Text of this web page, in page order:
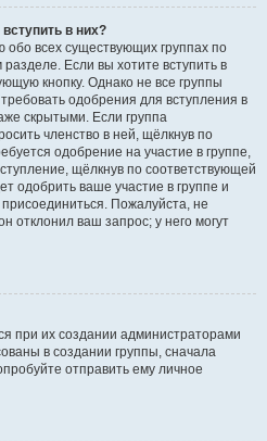
в них?
всех существующих группах по
Если вы хотите вступить в
кнопку. Однако не все группы
одобрения для вступления в
скрытыми. Если группа
членство в ней, щёлкнув по
одобрение на участие в группе,
щёлкнув по соответствующей
одобрить ваше участие в группе и
Пожалуйста, не
отклонил ваш запрос; у него могут
при их создании администраторами
в создании группы, сначала
отправить ему личное